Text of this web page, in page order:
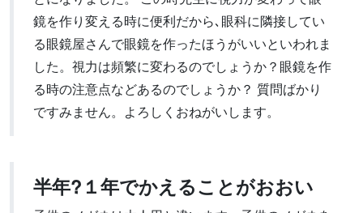
鏡を作り変える時に便利だから､眼科に隣接してい
る眼鏡屋さんで眼鏡を作ったほうがいいといわれま
した。視力は頻繁に変わるのでしょうか？眼鏡を作
る時の注意点などあるのでしょうか？ 質問ばかり
ですみません。よろしくおねがいします。
半年?１年でかえることがおおい